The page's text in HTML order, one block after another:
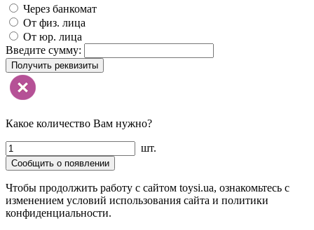
Через банкомат
От физ. лица
От юр. лица
Введите сумму:
Получить реквизиты
Какое количество Вам нужно?
шт.
Сообщить о появлении
Чтобы продолжить работу с сайтом toysi.ua, ознакомьтесь с
изменением условий использования сайта и политики
конфиденциальности.